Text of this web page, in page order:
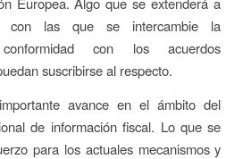
con las que se intercambie la
con los acuerdos
suscribirse al respecto.
avance en el ámbito del
de información fiscal. Lo que se
para los actuales mecanismos y